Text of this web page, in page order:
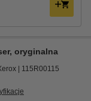
oryginalna
115R00115